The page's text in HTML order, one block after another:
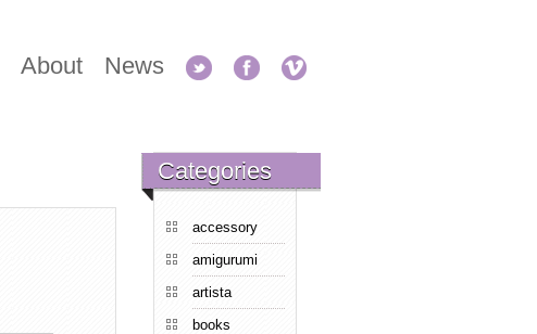
About News
Categories
accessory
amigurumi
artista
books